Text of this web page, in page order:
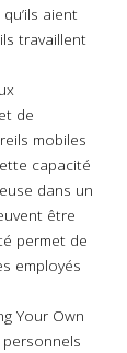
aient
travaillent
de
mobiles
capacité
dans un
être
permet de
employés
Your Own